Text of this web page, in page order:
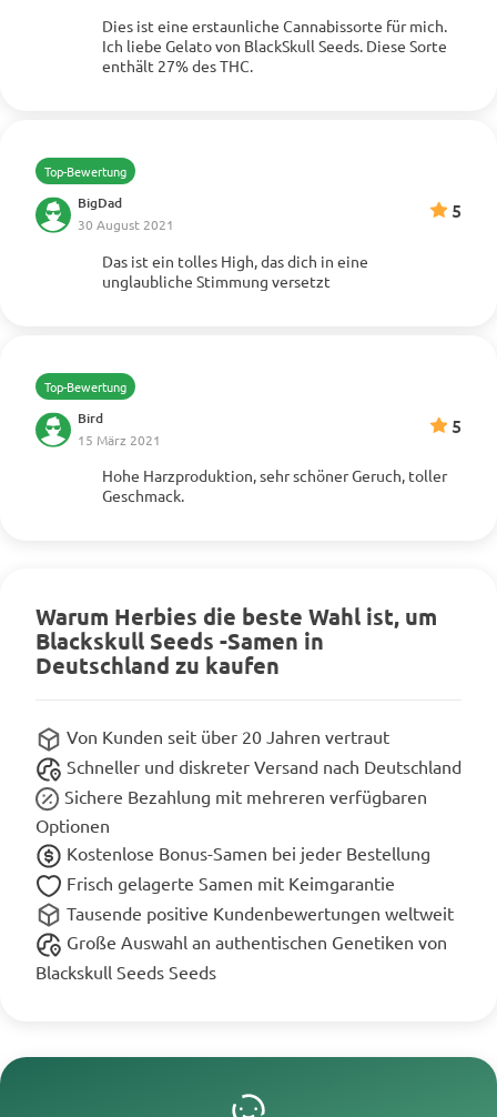
Dies ist eine erstaunliche Cannabissorte für mich.
Ich liebe Gelato von BlackSkull Seeds. Diese Sorte
enthält 27% des THC.
Mehr anzeigen
Top-Bewertung
BigDad
30 August 2021
5
Das ist ein tolles High, das dich in eine
unglaubliche Stimmung versetzt
Mehr anzeigen
Top-Bewertung
Bird
15 März 2021
5
Hohe Harzproduktion, sehr schöner Geruch, toller
Geschmack.
Mehr anzeigen
Warum Herbies die beste Wahl ist, um
Blackskull Seeds -Samen in
Deutschland zu kaufen
Von Kunden seit über 20 Jahren vertraut
Schneller und diskreter Versand nach Deutschland
Sichere Bezahlung mit mehreren verfügbaren
Optionen
Kostenlose Bonus-Samen bei jeder Bestellung
Frisch gelagerte Samen mit Keimgarantie
Tausende positive Kundenbewertungen weltweit
Große Auswahl an authentischen Genetiken von
Blackskull Seeds Seeds